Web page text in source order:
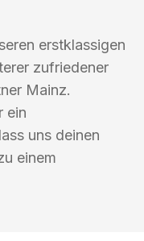
erstklassigen
zufriedener
Mainz.
ein
uns deinen
einem